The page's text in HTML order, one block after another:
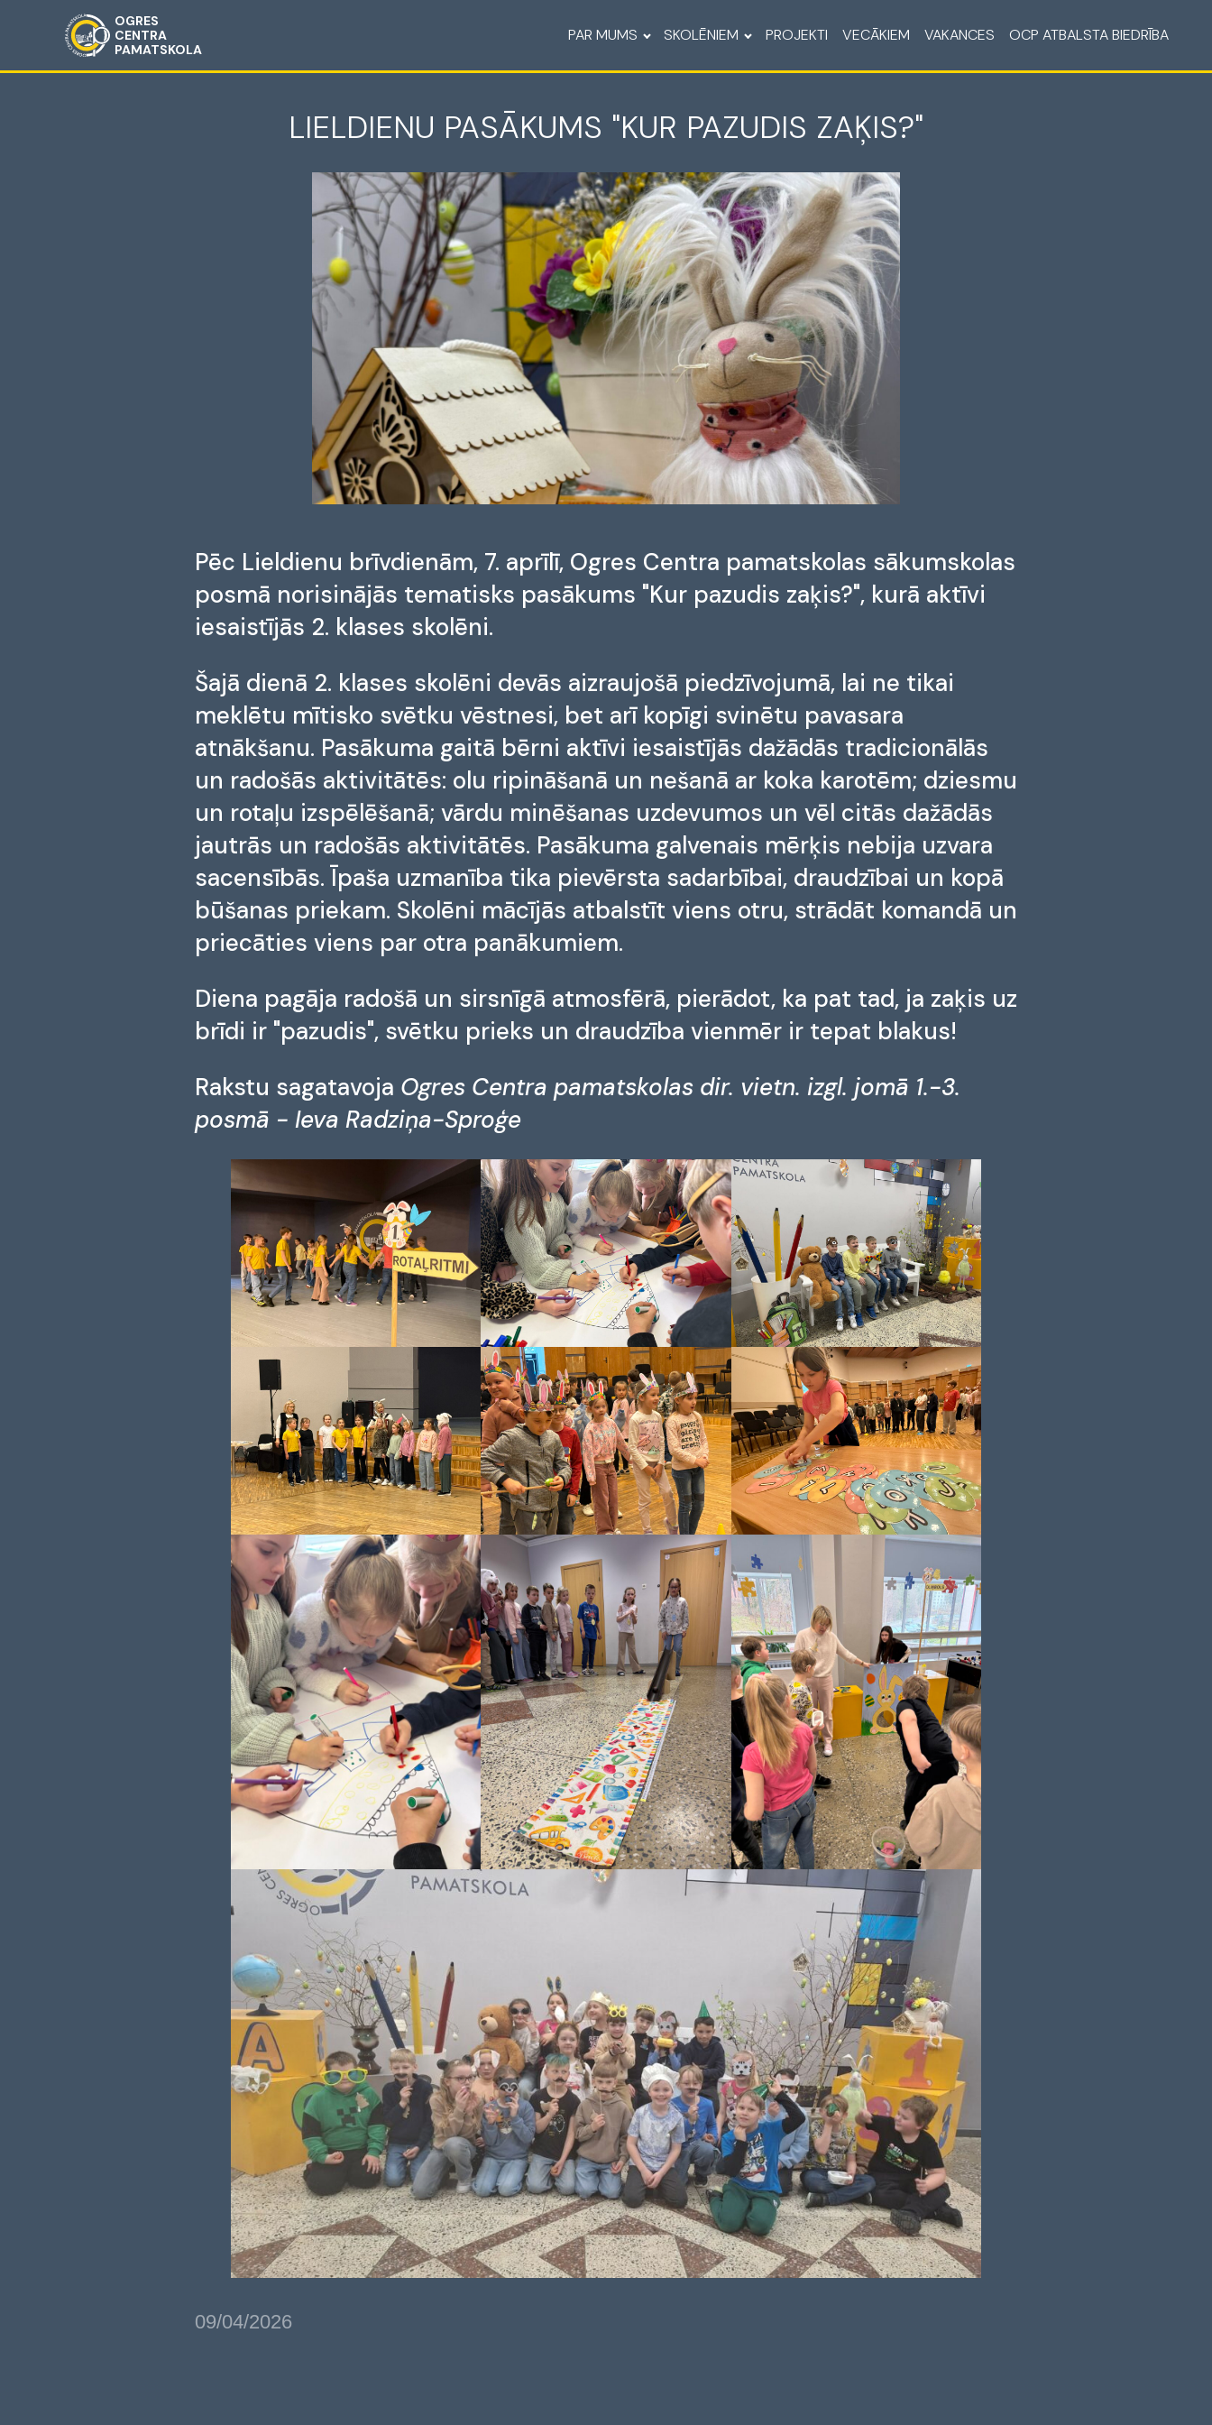
OGRES
CENTRA
PAMATSKOLA
PAR MUMS SKOLĒNIEM PROJEKTI VECĀKIEM VAKANCES OCP ATBALSTA BIEDRĪBA
LIELDIENU PASĀKUMS "KUR PAZUDIS ZAĶIS?"
Pēc Lieldienu brīvdienām, 7. aprīlī, Ogres Centra pamatskolas sākumskolas
posmā norisinājās tematisks pasākums "Kur pazudis zaķis?", kurā aktīvi
iesaistījās 2. klases skolēni.
Šajā dienā 2. klases skolēni devās aizraujošā piedzīvojumā, lai ne tikai
meklētu mītisko svētku vēstnesi, bet arī kopīgi svinētu pavasara
atnākšanu. Pasākuma gaitā bērni aktīvi iesaistījās dažādās tradicionālās
un radošās aktivitātēs: olu ripināšanā un nešanā ar koka karotēm; dziesmu
un rotaļu izspēlēšanā; vārdu minēšanas uzdevumos un vēl citās dažādās
jautrās un radošās aktivitātēs. Pasākuma galvenais mērķis nebija uzvara
sacensībās. Īpaša uzmanība tika pievērsta sadarbībai, draudzībai un kopā
būšanas priekam. Skolēni mācījās atbalstīt viens otru, strādāt komandā un
priecāties viens par otra panākumiem.
Diena pagāja radošā un sirsnīgā atmosfērā, pierādot, ka pat tad, ja zaķis uz
brīdi ir "pazudis", svētku prieks un draudzība vienmēr ir tepat blakus!
Rakstu sagatavoja Ogres Centra pamatskolas dir. vietn. izgl. jomā 1.-3.
posmā - Ieva Radziņa-Sproģe
09/04/2026